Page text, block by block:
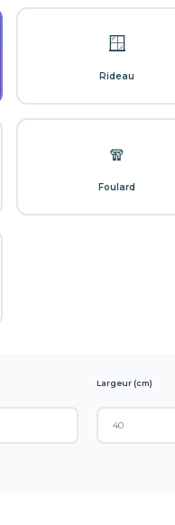
🪟
Rideau
🧣
Foulard
Largeur (cm)